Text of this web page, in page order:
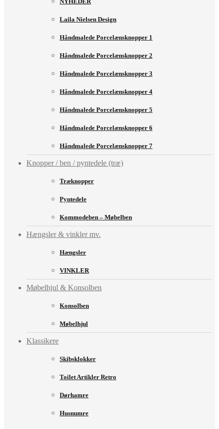
Laila Nielsen Design
Håndmalede Porcelænsknopper 1
Håndmalede Porcelænsknopper 2
Håndmalede Porcelænsknopper 3
Håndmalede Porcelænsknopper 4
Håndmalede Porcelænsknopper 5
Håndmalede Porcelænsknopper 6
Håndmalede Porcelænsknopper 7
Knopper / ben / pyntedele (træ)
Træknopper
Pyntedele
Kommodeben – Møbelben
Hængsler & vinkler mv.
Hængsler
VINKLER
Møbelhjul & Konsolben
Konsolben
Møbelhjul
Klassikere
Skibsklokker
Toilet Artikler Retro
Dørhamre
Husnumre